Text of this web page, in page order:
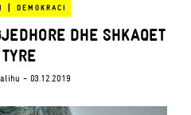
| DEMOKRACI
DHE SHKAQET
- 03.12.2019